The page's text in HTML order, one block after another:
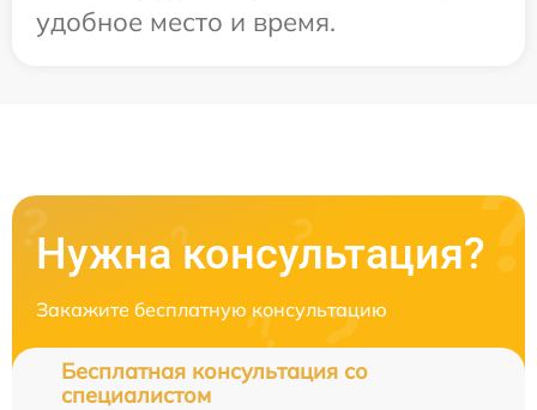
удобное место и время.
Нужна консультация?
Закажите бесплатную консультацию
Бесплатная консультация со
специалистом